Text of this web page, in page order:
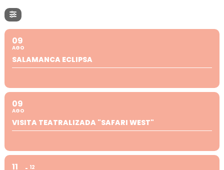
09
AGO
SALAMANCA ECLIPSA
09
AGO
VISITA TEATRALIZADA "SAFARI WEST"
11 12